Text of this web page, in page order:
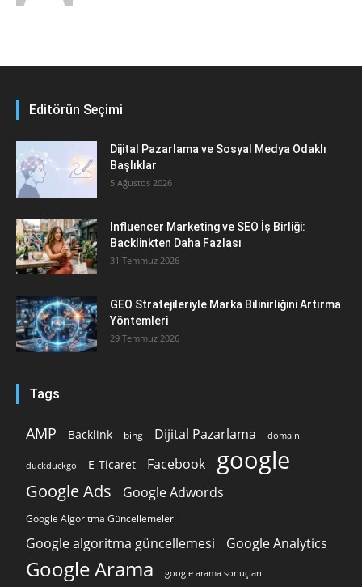
Editörün Seçimi
Dijital Pazarlama ve Sosyal Medya Odaklı
Başlıklar
5 Ağustos 2026
Influencer Marketing ve SEO İş Birliği:
Backlinkten Daha Fazlası
31 Temmuz 2026
GEO Stratejileriyle Marka Bilinirliğini Artırma
Yöntemleri
29 Temmuz 2026
Tags
AMP Backlink bing Dijital Pazarlama domain
duckduckgo E-Ticaret Facebook google
Google Ads Google Adwords
Google Algoritma Güncellemeleri
Google algoritma güncellemesi Google Analytics
Google Arama google arama sonuçları